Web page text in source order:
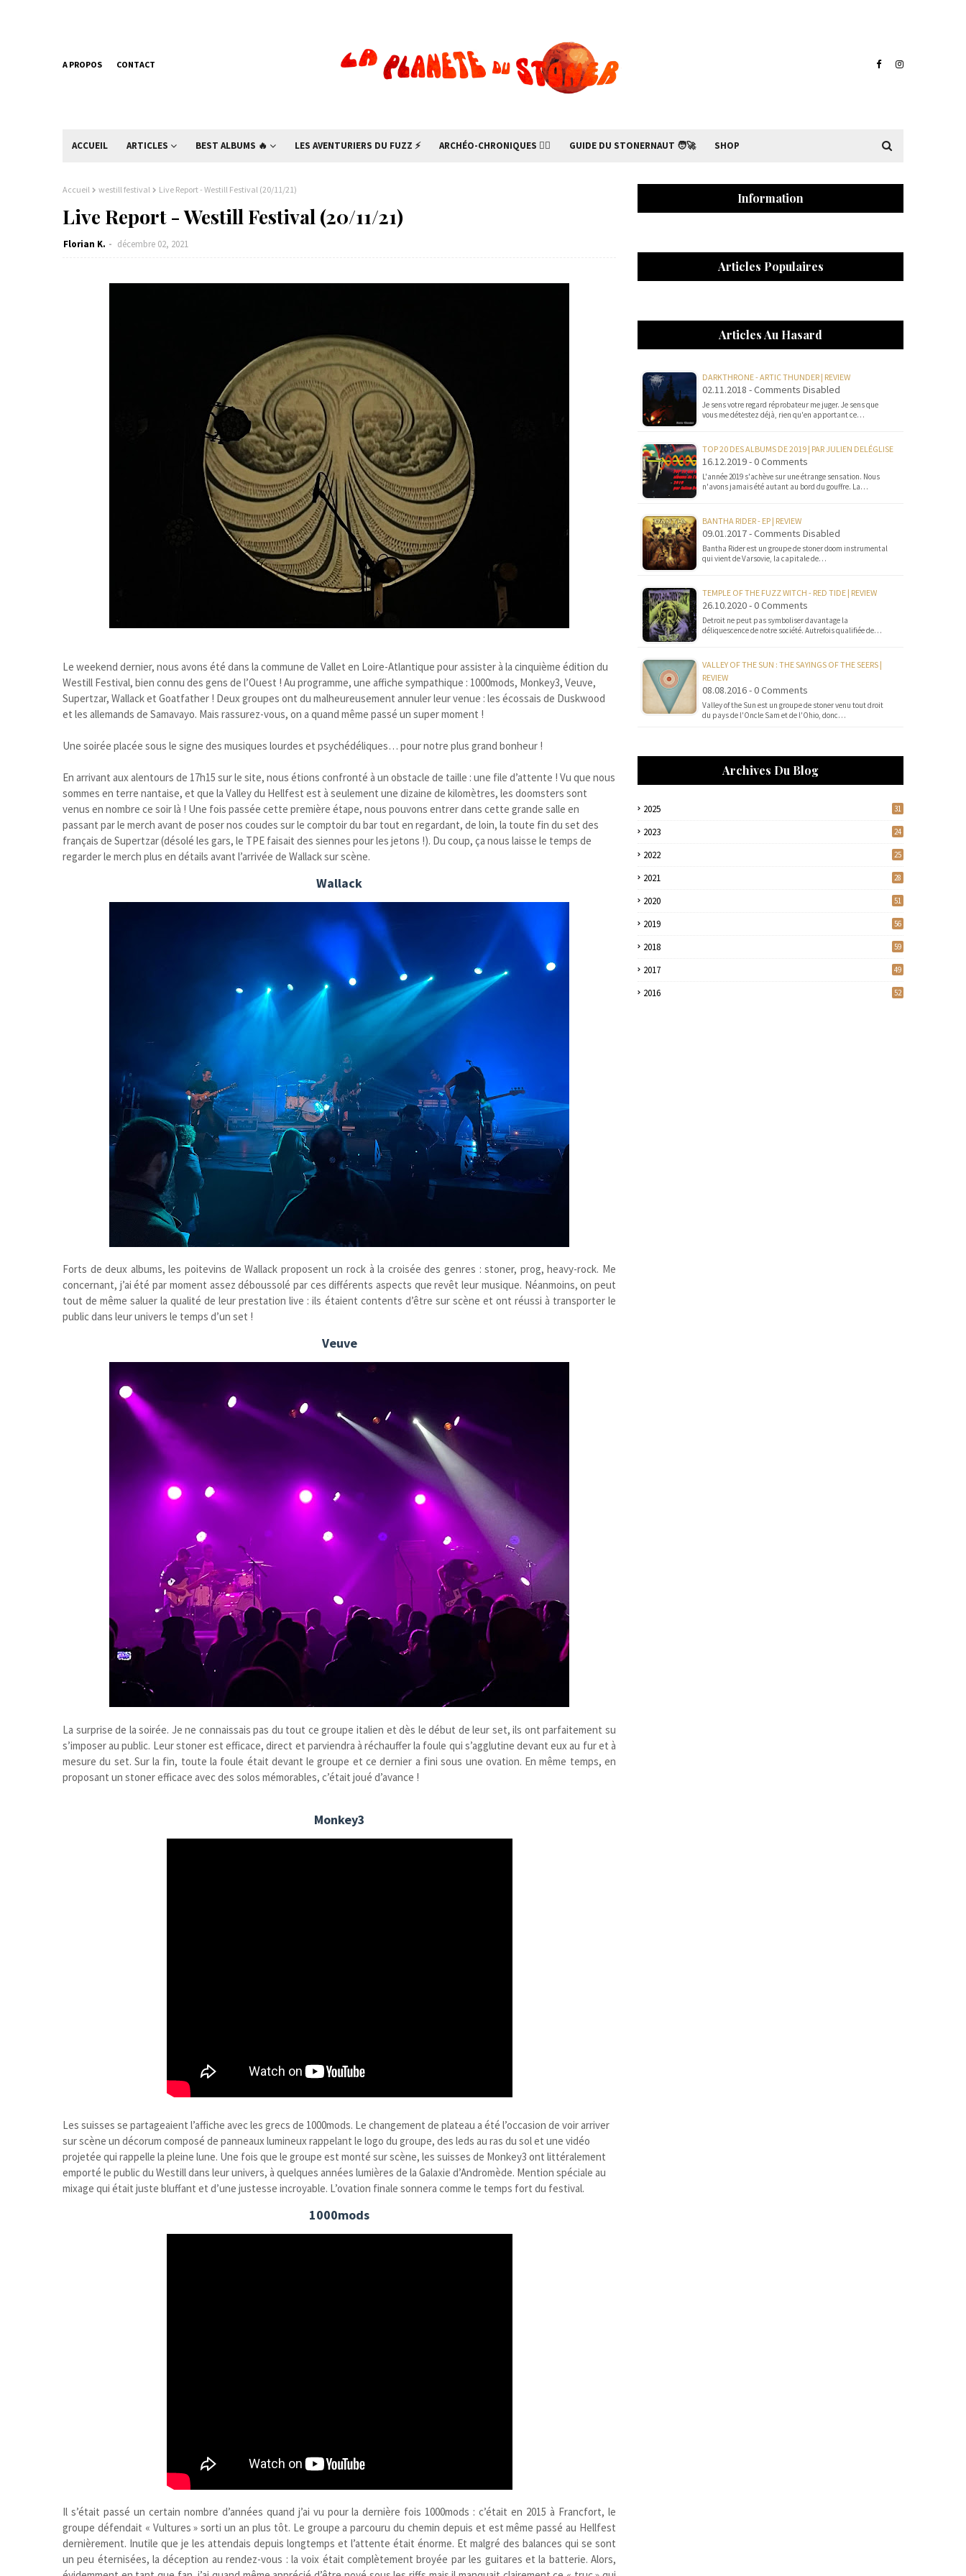
A PROPOS CONTACT
ACCUEIL ARTICLES BEST ALBUMS 🔥 LES AVENTURIERS DU FUZZ ⚡ ARCHÉO-CHRONIQUES 🧙‍♂ GUIDE DU STONERNAUT 🧑‍🚀 SHOP
Accueil westill festival Live Report - Westill Festival (20/11/21)
Live Report - Westill Festival (20/11/21)
Florian K. décembre 02, 2021
Le weekend dernier, nous avons été dans la commune de Vallet en Loire-Atlantique pour assister à la cinquième édition du
Westill Festival, bien connu des gens de l’Ouest ! Au programme, une affiche sympathique : 1000mods, Monkey3, Veuve,
Supertzar, Wallack et Goatfather ! Deux groupes ont du malheureusement annuler leur venue : les écossais de Duskwood
et les allemands de Samavayo. Mais rassurez-vous, on a quand même passé un super moment !
Une soirée placée sous le signe des musiques lourdes et psychédéliques… pour notre plus grand bonheur !
En arrivant aux alentours de 17h15 sur le site, nous étions confronté à un obstacle de taille : une file d’attente ! Vu que nous
sommes en terre nantaise, et que la Valley du Hellfest est à seulement une dizaine de kilomètres, les doomsters sont
venus en nombre ce soir là ! Une fois passée cette première étape, nous pouvons entrer dans cette grande salle en
passant par le merch avant de poser nos coudes sur le comptoir du bar tout en regardant, de loin, la toute fin du set des
français de Supertzar (désolé les gars, le TPE faisait des siennes pour les jetons !). Du coup, ça nous laisse le temps de
regarder le merch plus en détails avant l’arrivée de Wallack sur scène.
Wallack
Forts de deux albums, les poitevins de Wallack proposent un rock à la croisée des genres : stoner, prog, heavy-rock. Me
concernant, j’ai été par moment assez déboussolé par ces différents aspects que revêt leur musique. Néanmoins, on peut
tout de même saluer la qualité de leur prestation live : ils étaient contents d’être sur scène et ont réussi à transporter le
public dans leur univers le temps d’un set !
Veuve
La surprise de la soirée. Je ne connaissais pas du tout ce groupe italien et dès le début de leur set, ils ont parfaitement su
s’imposer au public. Leur stoner est efficace, direct et parviendra à réchauffer la foule qui s’agglutine devant eux au fur et à
mesure du set. Sur la fin, toute la foule était devant le groupe et ce dernier a fini sous une ovation. En même temps, en
proposant un stoner efficace avec des solos mémorables, c’était joué d’avance !
Monkey3
Les suisses se partageaient l’affiche avec les grecs de 1000mods. Le changement de plateau a été l’occasion de voir arriver
sur scène un décorum composé de panneaux lumineux rappelant le logo du groupe, des leds au ras du sol et une vidéo
projetée qui rappelle la pleine lune. Une fois que le groupe est monté sur scène, les suisses de Monkey3 ont littéralement
emporté le public du Westill dans leur univers, à quelques années lumières de la Galaxie d’Andromède. Mention spéciale au
mixage qui était juste bluffant et d’une justesse incroyable. L’ovation finale sonnera comme le temps fort du festival.
1000mods
Il s’était passé un certain nombre d’années quand j’ai vu pour la dernière fois 1000mods : c’était en 2015 à Francfort, le
groupe défendait « Vultures » sorti un an plus tôt. Le groupe a parcouru du chemin depuis et est même passé au Hellfest
dernièrement. Inutile que je les attendais depuis longtemps et l’attente était énorme. Et malgré des balances qui se sont
un peu éternisées, la déception au rendez-vous : la voix était complètement broyée par les guitares et la batterie. Alors,
Information
Articles Populaires
Articles Au Hasard
DARKTHRONE - ARTIC THUNDER | REVIEW
02.11.2018 - Comments Disabled
Je sens votre regard réprobateur me juger. Je sens que
vous me détestez déjà, rien qu'en apportant ce…
TOP 20 DES ALBUMS DE 2019 | PAR JULIEN DELÉGLISE
16.12.2019 - 0 Comments
L'année 2019 s'achève sur une étrange sensation. Nous
n'avons jamais été autant au bord du gouffre. La…
BANTHA RIDER - EP | REVIEW
09.01.2017 - Comments Disabled
Bantha Rider est un groupe de stoner doom instrumental
qui vient de Varsovie, la capitale de…
TEMPLE OF THE FUZZ WITCH - RED TIDE | REVIEW
26.10.2020 - 0 Comments
Detroit ne peut pas symboliser davantage la
déliquescence de notre société. Autrefois qualifiée de…
VALLEY OF THE SUN : THE SAYINGS OF THE SEERS |
REVIEW
08.08.2016 - 0 Comments
Valley of the Sun est un groupe de stoner venu tout droit
du pays de l'Oncle Sam et de l'Ohio, donc…
Archives Du Blog
2025 31
2023 24
2022 25
2021 28
2020 51
2019 56
2018 59
2017 49
2016 52